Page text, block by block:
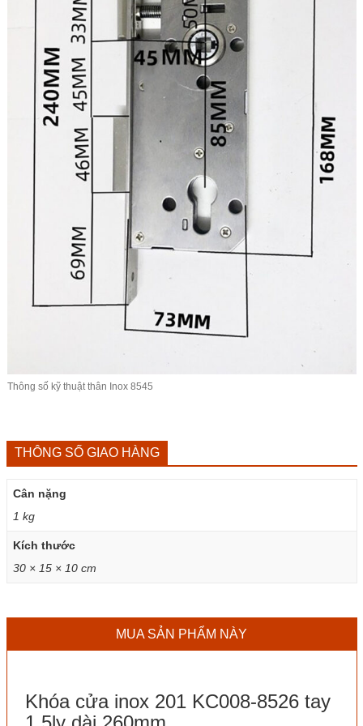
Thông số kỹ thuật thân Inox 8545
THÔNG SỐ GIAO HÀNG
Cân nặng
1 kg
Kích thước
30 × 15 × 10 cm
MUA SẢN PHẨM NÀY
Khóa cửa inox 201 KC008-8526 tay